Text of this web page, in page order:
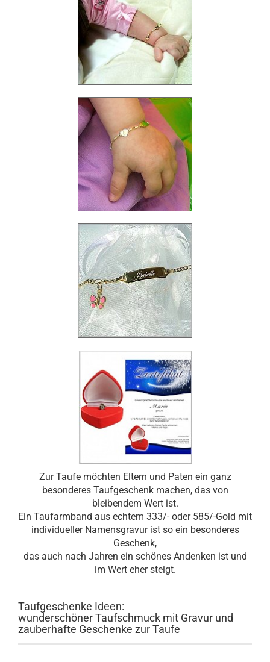
Zur Taufe möchten Eltern und Paten ein ganz
besonderes Taufgeschenk machen, das von
bleibendem Wert ist.
Ein Taufarmband aus echtem 333/- oder 585/-Gold mit
individueller Namensgravur ist so ein besonderes
Geschenk,
das auch nach Jahren ein schönes Andenken ist und
im Wert eher steigt.
Taufgeschenke Ideen:
wunderschöner Taufschmuck mit Gravur und
zauberhafte Geschenke zur Taufe